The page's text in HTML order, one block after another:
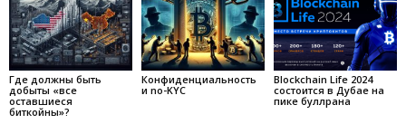
Где должны быть
добыты «все
оставшиеся
биткойны»?
Конфиденциальность
и no-KYC
Blockchain Life 2024
состоится в Дубае на
пике буллрана